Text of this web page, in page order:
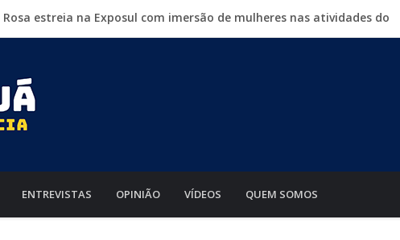
estreia na Exposul com imersão de mulheres nas atividades do
punições para crimes digitais contra menores
financiamento de motos e bicicletas elétricas para entregadores
ENTREVISTAS OPINIÃO VÍDEOS QUEM SOMOS